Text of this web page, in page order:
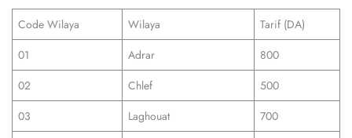
Code Wilaya Wilaya
Tarif (DA)
01
Adrar
800
02
Chlef
500
03
Laghouat
700